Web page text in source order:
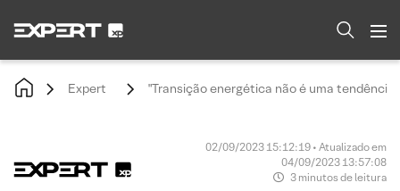
Expert "Transição energética não é uma
02/09/2023 15:12:19 • Atualizado em
04/09/2023 13:57:08
3 minutos de leitura